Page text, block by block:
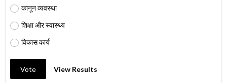
कानून व्यवस्था
शिक्षा और स्वास्थ्य
विकास कार्य
Vote View Results